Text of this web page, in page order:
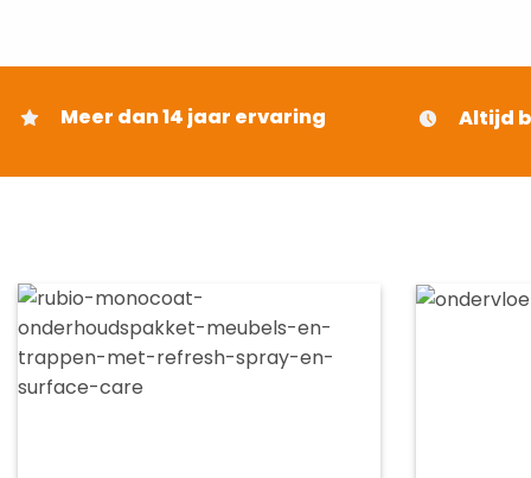
Meer dan 14 jaar ervaring Altijd